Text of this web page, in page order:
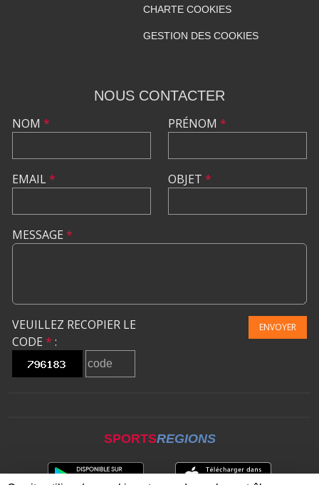
CHARTE COOKIES
GESTION DES COOKIES
NOUS CONTACTER
NOM *
EMAIL*
PRÉNOM *
OBJET *
MESSAGE *
VEUILLEZ RECOPIER LE
CODE * :
ENVOYER
SPORTSREGIONS